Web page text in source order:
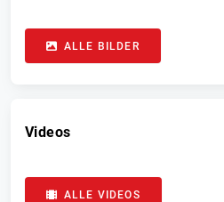
ALLE BILDER
Videos
ALLE VIDEOS